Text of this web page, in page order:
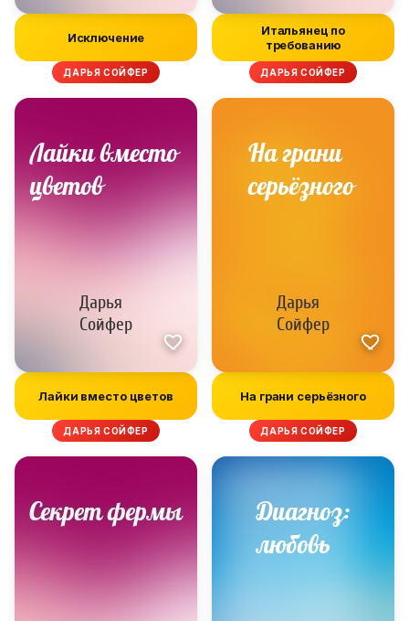
Исключение
ДАРЬЯ СОЙФЕР
Итальянец по
требованию
ДАРЬЯ СОЙФЕР
Лайки вместо цветов
ДАРЬЯ СОЙФЕР
На грани серьёзного
ДАРЬЯ СОЙФЕР